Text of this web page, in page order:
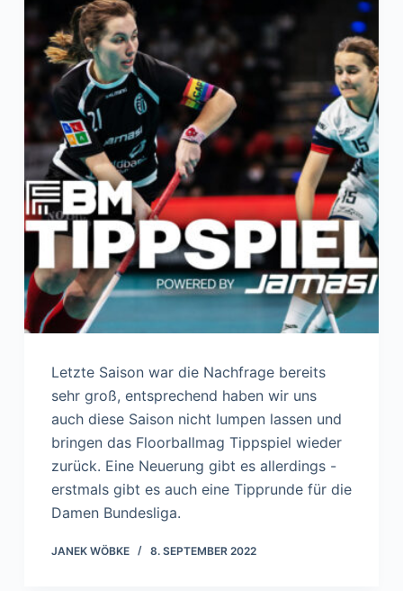
Letzte Saison war die Nachfrage bereits
sehr groß, entsprechend haben wir uns
auch diese Saison nicht lumpen lassen und
bringen das Floorballmag Tippspiel wieder
zurück. Eine Neuerung gibt es allerdings -
erstmals gibt es auch eine Tipprunde für die
Damen Bundesliga.
JANEK WÖBKE 8. SEPTEMBER 2022